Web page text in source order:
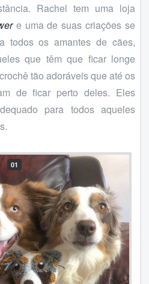
Rachel tem uma loja
e uma de suas criações se
todos os amantes de cães,
que têm que ficar longe
tão adoráveis que até os
de ficar perto deles. Eles
para todos aqueles
01